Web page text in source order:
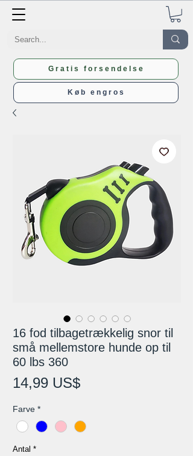
Gratis forsendelse
Køb engros
16 fod tilbagetrækkelig snor til
små mellemstore hunde op til
60 lbs 360
14,99 US$Pris
Farve *
Antal *